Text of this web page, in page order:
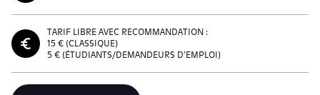
TARIF LIBRE AVEC RECOMMANDATION :
15 € (CLASSIQUE)
5 € (ÉTUDIANTS/DEMANDEURS D’EMPLOI)